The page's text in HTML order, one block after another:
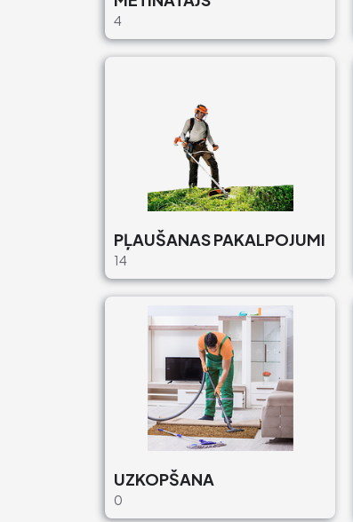
4
PĻAUŠANAS PAKALPOJUMI
14
UZKOPŠANA
0